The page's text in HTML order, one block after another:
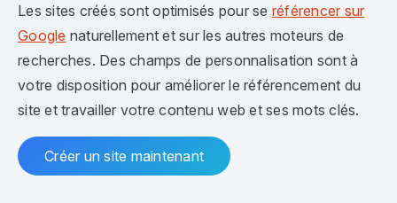
Les sites créés sont optimisés pour se référencer sur
Google naturellement et sur les autres moteurs de
recherches. Des champs de personnalisation sont à
votre disposition pour améliorer le référencement du
site et travailler votre contenu web et ses mots clés.
Créer un site maintenant